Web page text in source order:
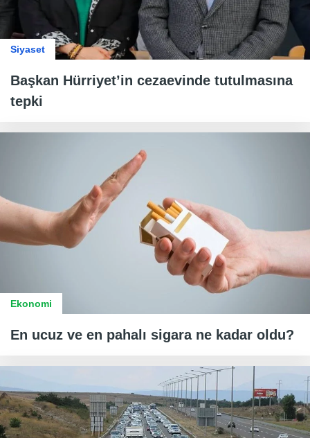
Siyaset
Başkan Hürriyet’in cezaevinde tutulmasına
tepki
Ekonomi
En ucuz ve en pahalı sigara ne kadar oldu?